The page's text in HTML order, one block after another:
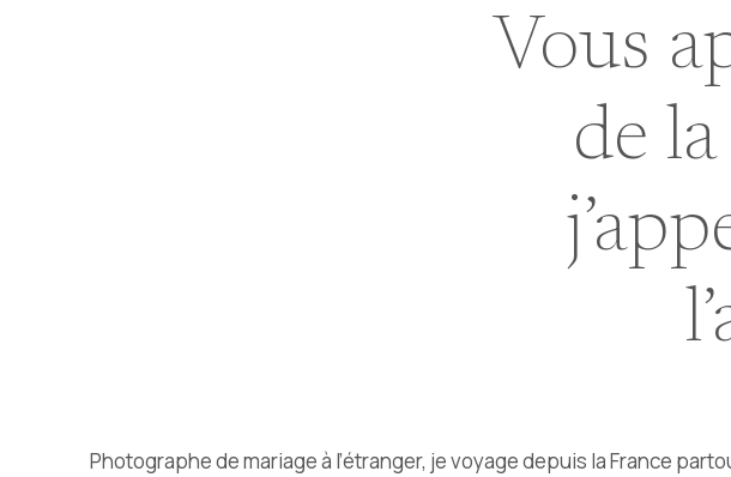
Vous
de
Photographe de mariage à l’étranger, je voyage depuis la France